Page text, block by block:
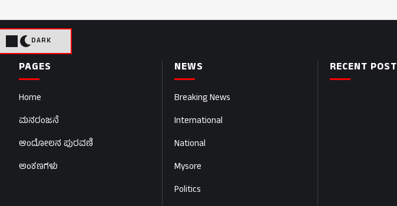
DARK
PAGES
Home
ಮನರಂಜನೆ
ಆಂದೋಲನ ಪುರವಣಿ
ಅಂಕಣಗಳು
NEWS
Breaking News
International
National
Mysore
Politics
RECENT POST